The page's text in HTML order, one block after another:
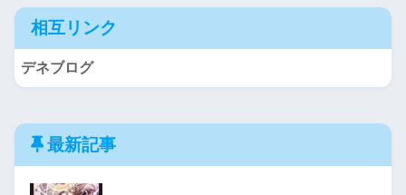
相互リンク
デネブログ
最新記事